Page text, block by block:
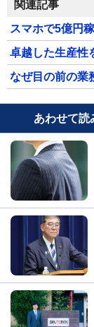
関連記事
スマホで5億円
卓越した生産性
なぜ目の前の業
あわせて読